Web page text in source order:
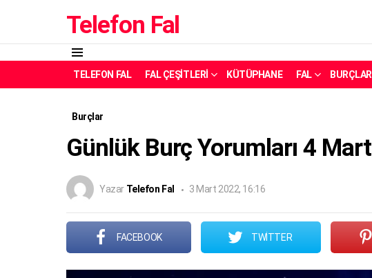
Telefon Fal
Menü
TELEFON FAL FAL ÇEŞITLERI KÜTÜPHANE FAL BURÇLAR
Burçlar
Günlük Burç Yorumları 4 Mart
Yazar Telefon Fal 3 Mart 2022, 16:16
FACEBOOK TWITTER